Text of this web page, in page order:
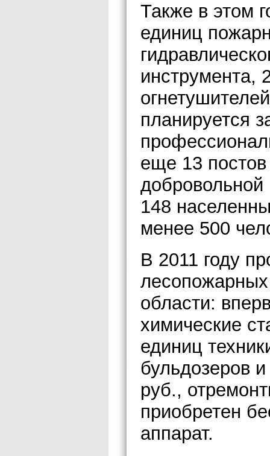
Также в этом
единиц
инструмента,
планируется
еще 13
148
менее 500
В 2011 году
области:
химические
единиц
бульдозеров
руб.,
приобретен
аппарат.